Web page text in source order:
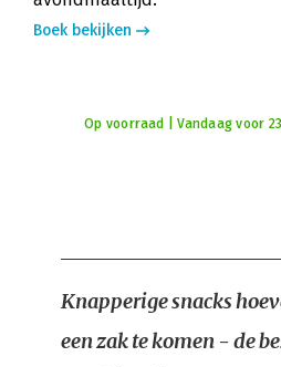
Boek bekijken
Op voorraad | Vandaag voor
Knapperige snacks
een zak te komen - de